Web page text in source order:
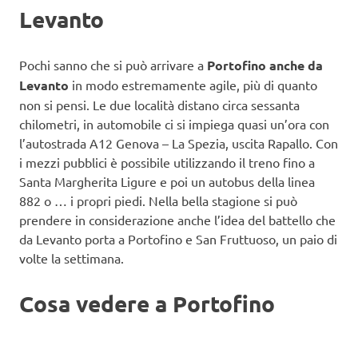
Levanto
Pochi sanno che si può arrivare a Portofino anche da
Levanto in modo estremamente agile, più di quanto
non si pensi. Le due località distano circa sessanta
chilometri, in automobile ci si impiega quasi un’ora con
l’autostrada A12 Genova – La Spezia, uscita Rapallo. Con
i mezzi pubblici è possibile utilizzando il treno fino a
Santa Margherita Ligure e poi un autobus della linea
882 o … i propri piedi. Nella bella stagione si può
prendere in considerazione anche l’idea del battello che
da Levanto porta a Portofino e San Fruttuoso, un paio di
volte la settimana.
Cosa vedere a Portofino